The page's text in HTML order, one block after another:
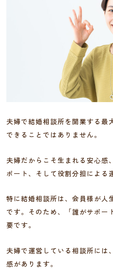
夫婦で結婚相談所を開業する最
できることではありません。
夫婦だからこそ生まれる安心感
ポート、そして役割分担による
特に結婚相談所は、会員様が人
です。そのため、「誰がサポー
要です。
夫婦で運営している相談所には
感があります。